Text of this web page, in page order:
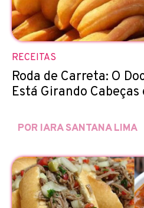
RECEITAS
Roda de Carreta: O
Está Girando Cabeças
POR IARA SANTANA LIMA